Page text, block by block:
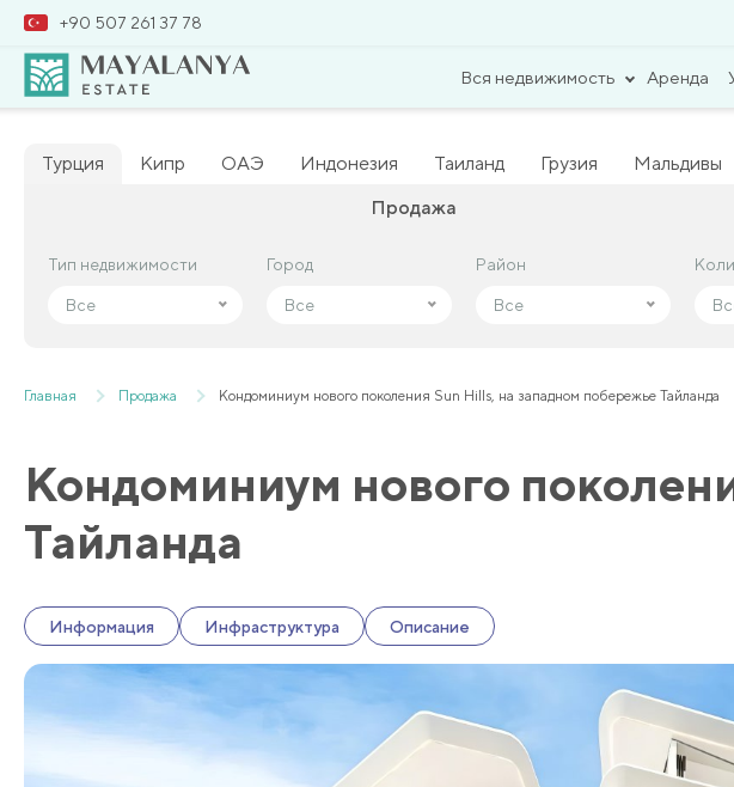
+90 507 261 37 78
Вся недвижимость Аренда
Турция Кипр ОАЭ Индонезия Таиланд Грузия Мальдивы
Продажа
Тип недвижимости
Все
Город
Все
Район
Все
Тип недвижимости
Все
Город
Все
Район
Все
Главная Продажа Кондоминиум нового поколения Sun Hills, на западном побережье Тайланда
Кондоминиум нового
Тайланда
Информация Инфраструктура Описание